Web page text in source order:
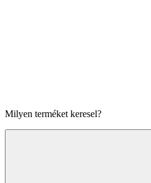
Milyen terméket keresel?